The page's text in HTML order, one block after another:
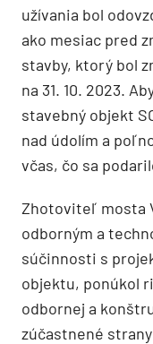
užívania bol
ako mesiac pred
stavby, ktorý bol
na 31. 10. 2023.
stavebný objekt
nad údolím a
včas, čo sa
Zhotoviteľ mosta
odborným a
súčinnosti s
objektu, ponúkol
odbornej a
zúčastnené